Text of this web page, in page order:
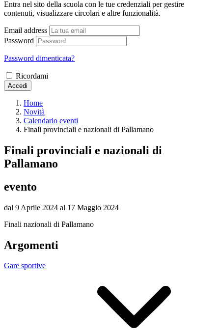
Entra nel sito della scuola con le tue credenziali per gestire
contenuti, visualizzare circolari e altre funzionalità.
Email address
Password
Password dimenticata?
Ricordami
Accedi
Home
Novità
Calendario eventi
Finali provinciali e nazionali di Pallamano
Finali provinciali e nazionali di
Pallamano
evento
dal 9 Aprile 2024 al 17 Maggio 2024
Finali nazionali di Pallamano
Argomenti
Gare sportive